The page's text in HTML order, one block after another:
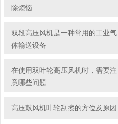
除烦恼
双段高压风机是一种常用的工业气
体输送设备
在使用双叶轮高压风机时，需要注
意哪些问题
高压鼓风机叶轮刮擦的方位及原因